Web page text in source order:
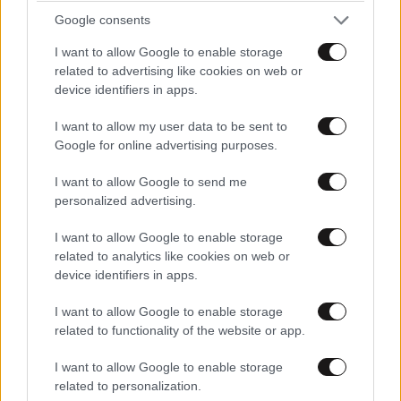
Google consents
I want to allow Google to enable storage
related to advertising like cookies on web or
device identifiers in apps.
I want to allow my user data to be sent to
Google for online advertising purposes.
I want to allow Google to send me
personalized advertising.
I want to allow Google to enable storage
related to analytics like cookies on web or
device identifiers in apps.
I want to allow Google to enable storage
related to functionality of the website or app.
I want to allow Google to enable storage
related to personalization.
Η κυβερνητική στρατηγική πλέον εστιάζει στην
κυβερνητικό εκπρόσωπο Παύλο Μαρινάκη να ξεκινά
πλέον να δίνει απαντήσεις σε υψηλούς τόνους, ενώ
τοποθετηθεί επί του θέματος στο Thessaloniki
Summit, προκειμένου να βάλει ένα τέλος στα
σενάρια που ταράζουν το πολιτικό σκηνικό. Είναι
σαφές ότι η πολιτική αντιπαράθεση γύρω από το
πλησιάζουμε στα συλλαλητήρια της 28ης
Φεβρουαρίου, ανήμερα της επετείου της τραγωδίας
παρατεταμένη σύγκρουση, καθώς το αφήγημα της
αντιπολίτευσης φαίνεται να βρίσκει απήχηση σε ένα
μέρος της κοινής γνώμης, τροφοδοτώντας τη
δυσπιστία προς τους θεσμούς.